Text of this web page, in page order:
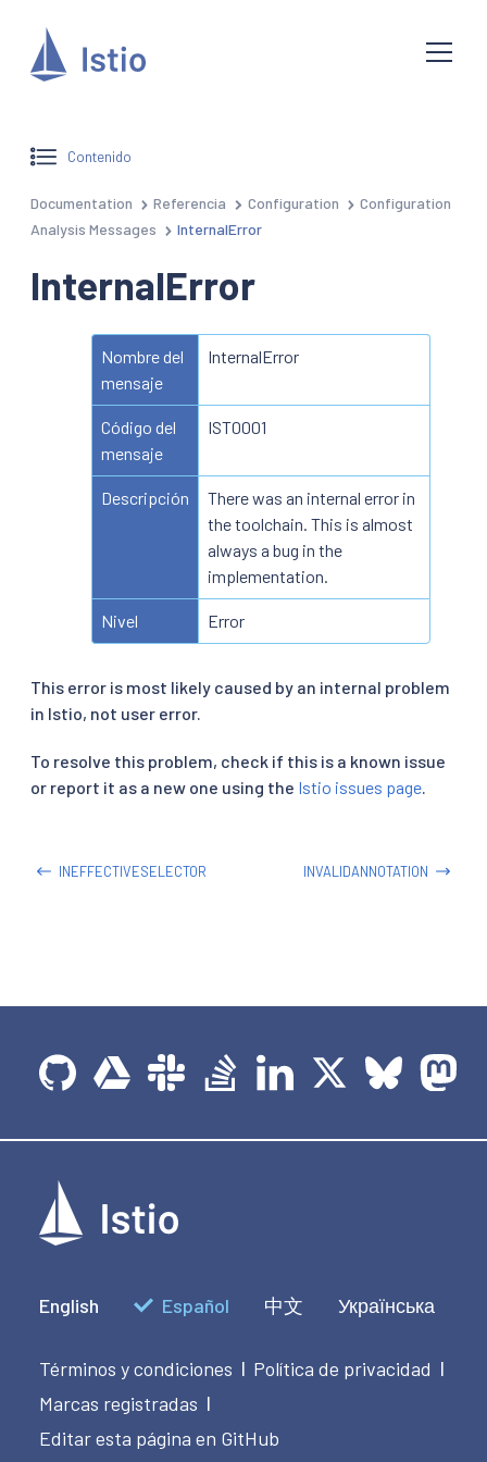
Contenido
Documentation Referencia Configuration
Configuration
Analysis Messages
InternalError
InternalError
Nombre del
mensaje
InternalError
Código del
mensaje
IST0001
Descripción
There was an internal error in
the toolchain. This is almost
always a bug in the
implementation.
Nivel Error
This error is most likely caused by an internal problem
in Istio, not user error.
To resolve this problem, check if this is a known issue
or report it as a new one using the Istio issues page
INEFFECTIVESELECTOR INVALIDANNOTATION
English Español 中文 Українська
Términos y condiciones | Política de privacidad |
Marcas registradas |
Editar esta página en GitHub